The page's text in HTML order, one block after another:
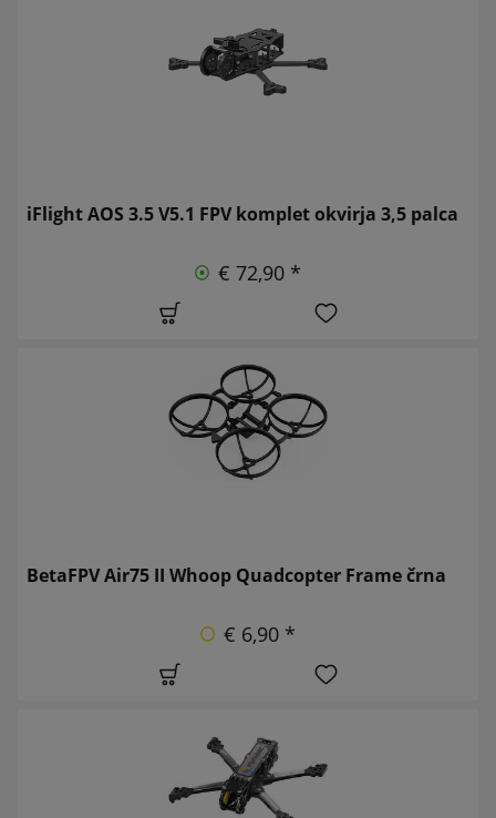
iFlight AOS 3.5 V5.1 FPV komplet okvirja 3,5 palca
€ 72,90 *
BetaFPV Air75 II Whoop Quadcopter Frame črna
€ 6,90 *